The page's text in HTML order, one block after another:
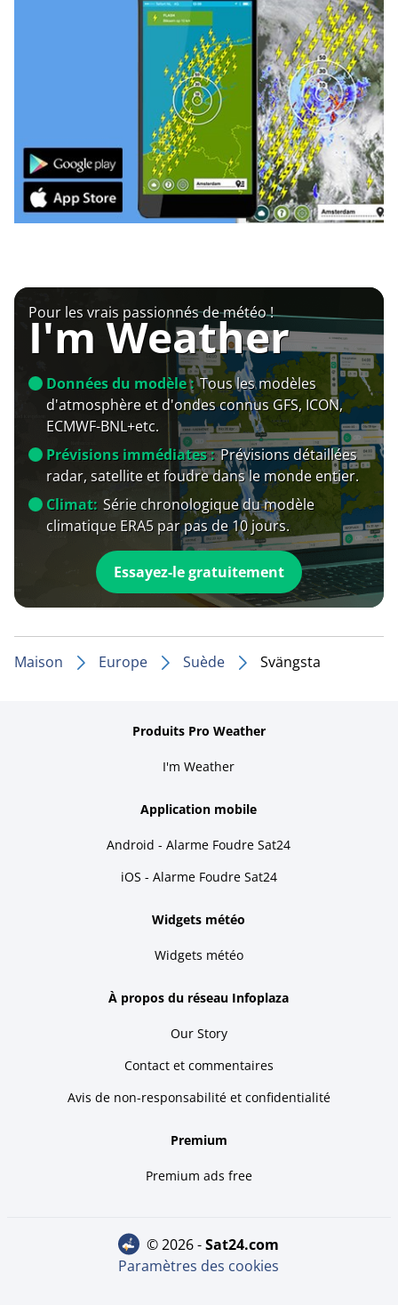
Pour les vrais passionnés de météo !
I'm Weather
Données du modèle : Tous les modèles
d'atmosphère et d'ondes connus GFS, ICON,
ECMWF-BNL+etc.
Prévisions immédiates : Prévisions détaillées
radar, satellite et foudre dans le monde entier.
Climat: Série chronologique du modèle
climatique ERA5 par pas de 10 jours.
Essayez-le gratuitement
Maison Europe Suède Svängsta
Produits Pro Weather
I'm Weather
Application mobile
Android - Alarme Foudre Sat24
iOS - Alarme Foudre Sat24
Widgets météo
Widgets météo
À propos du réseau Infoplaza
Our Story
Contact et commentaires
Avis de non-responsabilité et confidentialité
Premium
Premium ads free
© 2026 - sat24.com
Paramètres des cookies